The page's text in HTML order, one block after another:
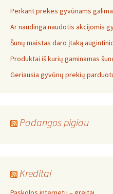
Perkant prekes gyvūnams
Ar naudinga naudotis akcijomis
Šunų maistas daro įtaką
Produktai iš kurių gaminamas
Geriausia gyvūnų prekių
Padangos pigiau
Kreditai